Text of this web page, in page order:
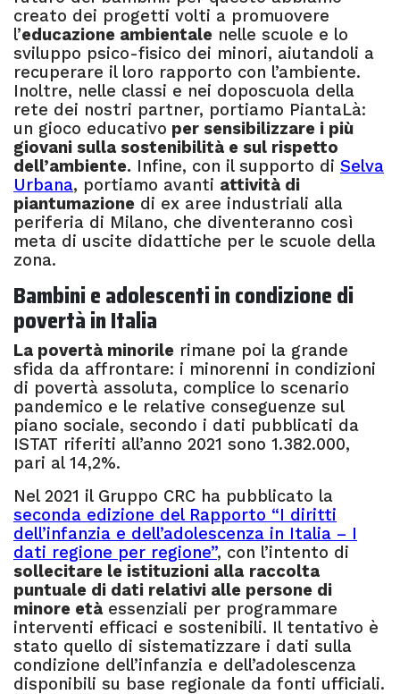
creato dei progetti volti a promuovere
l’educazione ambientale nelle scuole e lo
sviluppo psico-fisico dei minori, aiutandoli a
recuperare il loro rapporto con l’ambiente.
Inoltre, nelle classi e nei doposcuola della
rete dei nostri partner, portiamo PiantaLà:
un gioco educativo per sensibilizzare i più
giovani sulla sostenibilità e sul rispetto
dell’ambiente. Infine, con il supporto di Selva
Urbana, portiamo avanti attività di
piantumazione di ex aree industriali alla
periferia di Milano, che diventeranno così
meta di uscite didattiche per le scuole della
zona.
Bambini e adolescenti in condizione di
povertà in Italia
La povertà minorile rimane poi la grande
sfida da affrontare: i minorenni in condizioni
di povertà assoluta, complice lo scenario
pandemico e le relative conseguenze sul
piano sociale, secondo i dati pubblicati da
ISTAT riferiti all’anno 2021 sono 1.382.000,
pari al 14,2%.
Nel 2021 il Gruppo CRC ha pubblicato la
seconda edizione del Rapporto “I diritti
dell’infanzia e dell’adolescenza in Italia – I
dati regione per regione”, con l’intento di
sollecitare le istituzioni alla raccolta
puntuale di dati relativi alle persone di
minore età essenziali per programmare
interventi efficaci e sostenibili. Il tentativo è
stato quello di sistematizzare i dati sulla
condizione dell’infanzia e dell’adolescenza
disponibili su base regionale da fonti ufficiali.